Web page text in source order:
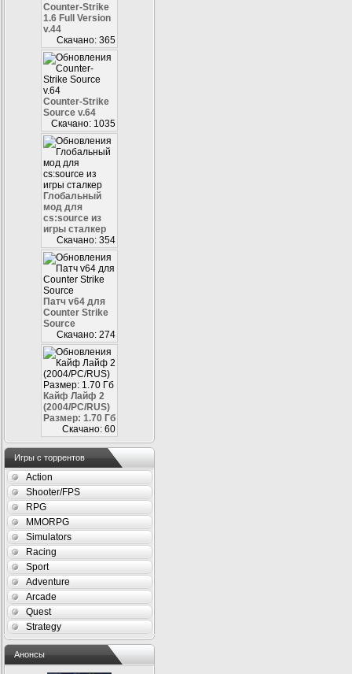
Counter-Strike
1.6 Full Version
v.44
Скачано: 365
Counter-Strike
Source v.64
Скачано: 1035
Глобальный
мод для
cs:source из
игры сталкер
Скачано: 354
Патч v64 для
Counter Strike
Source
Скачано: 274
Кайф Лайф 2
(2004/PC/RUS)
Размер: 1.70 Гб
Скачано: 60
Игры с торрентов
Action
Shooter/FPS
RPG
MMORPG
Simulators
Racing
Sport
Adventure
Arcade
Quest
Strategy
Анонсы